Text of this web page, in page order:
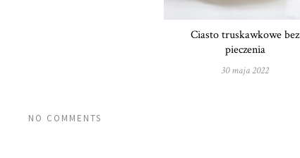
Ciasto truskawkowe bez
pieczenia
30 maja 2022
NO COMMENTS